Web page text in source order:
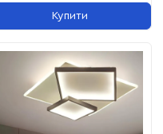
Купити